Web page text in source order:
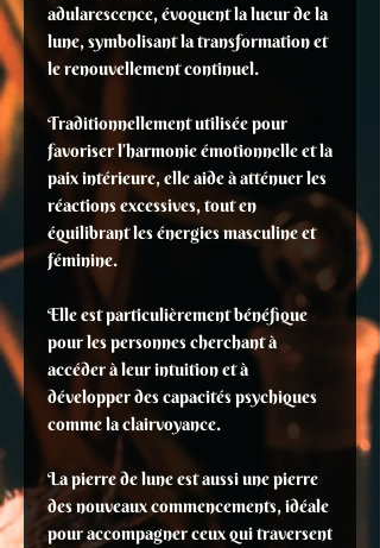
adularescence, évoquent la lueur de la
lune, symbolisant la transformation et
le renouvellement continuel.
Traditionnellement utilisée pour
favoriser l’harmonie émotionnelle et la
paix intérieure, elle aide à atténuer les
réactions excessives, tout en
équilibrant les énergies masculine et
féminine.
Elle est particulièrement bénéfique
pour les personnes cherchant à
accéder à leur intuition et à
développer des capacités psychiques
comme la clairvoyance.
La pierre de lune est aussi une pierre
des nouveaux commencements, idéale
pour accompagner ceux qui traversent